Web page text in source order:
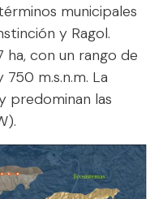
municipales
y Ragol.
ha, con un rango de
m.s.n.m. La
predominan las